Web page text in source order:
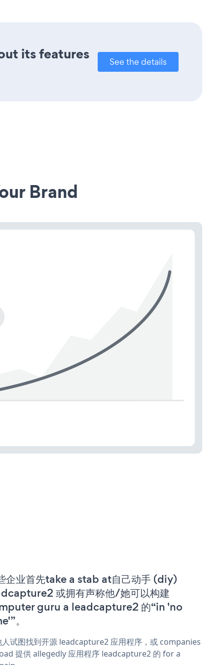
its features See the details
Brand
企业首先take a stab at自己动手 (diy)
或拥有声称他/她可以构建
guru a leadcapture2 的“in 'no
。
人试图找到开源 leadcapture2 应用程序，或 companies
提供 allegedly 应用程序 leadcapture2 的 for a